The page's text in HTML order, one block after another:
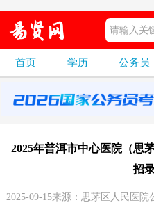
首页 学历 公务员
2025年普洱市中心医院（思
招
2025-09-15来源：思茅区人民医院